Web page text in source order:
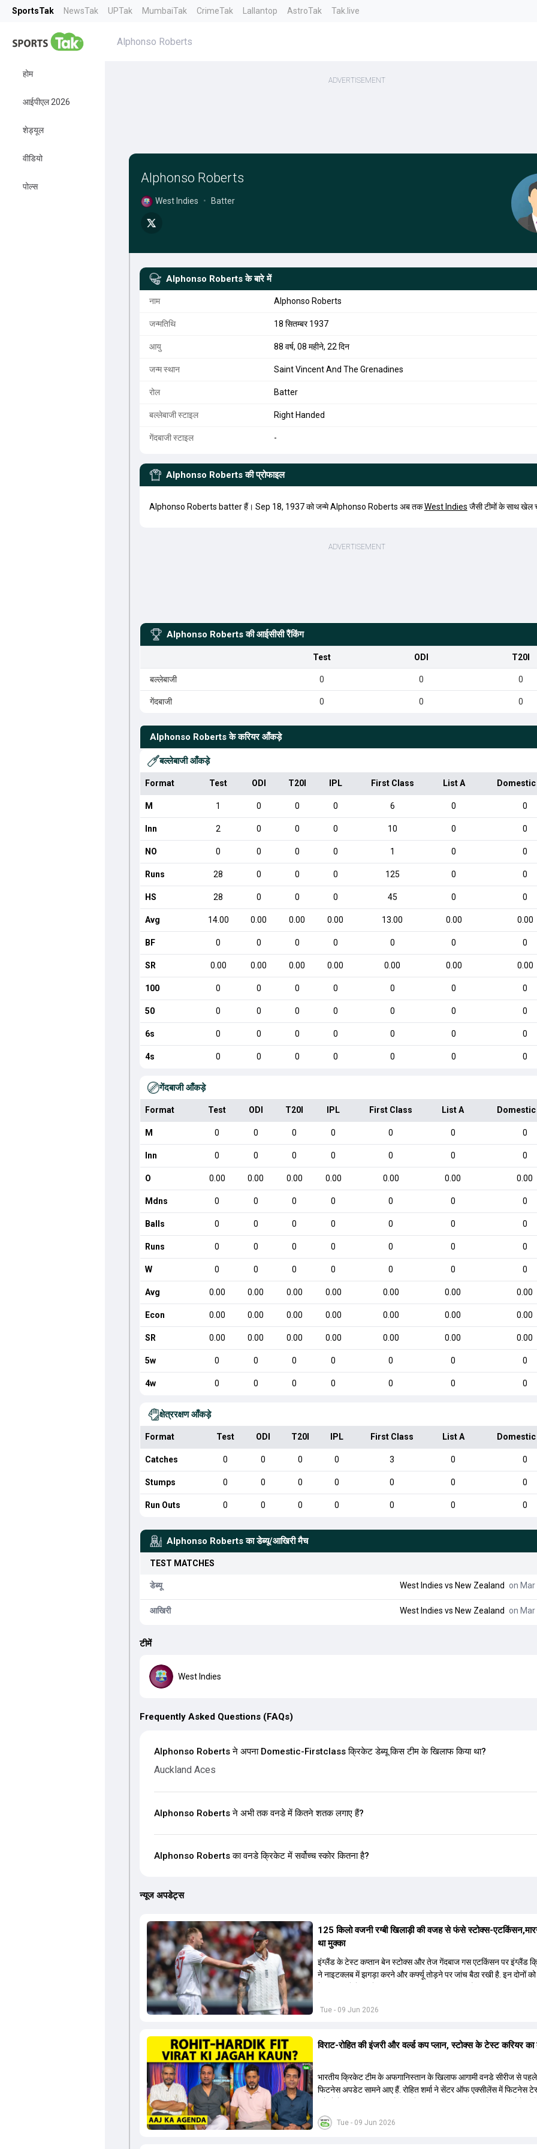
SportsTak NewsTak UPTak MumbaiTak CrimeTak Lallantop AstroTak Tak.live
होम
आईपीएल 2026
शेड्यूल
वीडियो
पोल्स
Alphonso Roberts
Alphonso Roberts
West Indies • Batter
Alphonso Roberts के बारे में
नाम Alphonso Roberts
जन्मतिथि 18 सितम्बर 1937
आयु 88 वर्ष, 08 महीने, 22 दिन
जन्म स्थान Saint Vincent And The Grenadines
रोल Batter
बल्लेबाजी स्टाइल Right Handed
गेंदबाजी स्टाइल -
Alphonso Roberts की प्रोफाइल
Alphonso Roberts batter हैं। Sep 18, 1937 को जन्मे Alphonso Roberts अब तकWest Indies जैसी टीमों के साथ
Alphonso Roberts की आईसीसी रैंकिंग
Test ODI T20I
बल्लेबाजी 0 0 0
गेंदबाजी 0 0 0
Alphonso Roberts के करियर आँकड़े
बल्लेबाजी आँकड़े
Format Test ODI T20I IPL First Class List A
M 1 0 0 0 6 0 0
Inn 2 0 0 0 10 0 0
NO 0 0 0 0 1 0 0
Runs 28 0 0 0 125 0 0
HS 28 0 0 0 45 0 0
Avg 14.00 0.00 0.00 0.00 13.00 0.00 0.00
BF 0 0 0 0 0 0 0
SR 0.00 0.00 0.00 0.00 0.00 0.00 0.00
100 0 0 0 0 0 0 0
50 0 0 0 0 0 0 0
6s 0 0 0 0 0 0 0
4s 0 0 0 0 0 0 0
गेंदबाजी आँकड़े
Format Test ODI T20I IPL First Class List A
M 0 0 0 0 0 0 0
Inn 0 0 0 0 0 0 0
O 0.00 0.00 0.00 0.00 0.00 0.00 0.00
Mdns 0 0 0 0 0 0 0
Balls 0 0 0 0 0 0 0
Runs 0 0 0 0 0 0 0
W 0 0 0 0 0 0 0
Avg 0.00 0.00 0.00 0.00 0.00 0.00 0.00
Econ 0.00 0.00 0.00 0.00 0.00 0.00 0.00
SR 0.00 0.00 0.00 0.00 0.00 0.00 0.00
5w 0 0 0 0 0 0 0
4w 0 0 0 0 0 0 0
क्षेत्ररक्षण आँकड़े
Format Test ODI T20I IPL First Class List A
Catches 0 0 0 0 3 0 0
Stumps 0 0 0 0 0 0 0
Run Outs 0 0 0 0 0 0 0
Alphonso Roberts का डेब्यू/आखिरी मैच
TEST MATCHES
डेब्यू West Indies vs New Zealand on Mar
आखिरी West Indies vs New Zealand on Mar
टीमें
West Indies
Frequently Asked Questions (FAQs)
Alphonso Roberts ने अपना Domestic-Firstclass क्रिकेट डेब्यू किस टीम के खिलाफ किया था?
Auckland Aces
Alphonso Roberts ने अभी तक वनडे में कितने शतक लगाए हैं?
Alphonso Roberts का वनडे क्रिकेट में सर्वोच्च स्कोर कितना है?
न्यूज अपडेट्स
Tue - 09 Jun 2026
125 किलो वजनी रग्बी खिलाड़ी की वजह से फंसे स्टोक्स-
था मुक्का
इंग्लैंड के टेस्ट कप्तान बेन स्टोक्स और तेज गेंदबाज गस एटकिंसन पर इंग्लैंड
ने नाइटक्लब में झगड़ा करने और कर्फ्यू तोड़ने पर जांच बैठा रखी है. इन दोनों
Tue - 09 Jun 2026
विराट-रोहित की इंजरी और वर्ल्ड कप प्लान, स्टोक्स के टेस्ट करियर का
भारतीय क्रिकेट टीम के अफगानिस्तान के खिलाफ आगामी वनडे सीरीज से पहले
फिटनेस अपडेट सामने आए हैं. रोहित शर्मा ने सेंटर ऑफ एक्सीलेंस में फिटनेस
भी पूरी तरह फिट घोषित किए गए हैं और उन्होंने गेंदबाजी अभ्यास शुरू कर दिया
विराट कोहली हैमस्ट्रिंग की समस्या के कारण इस सीरीज का हिस्सा नहीं होंगे.